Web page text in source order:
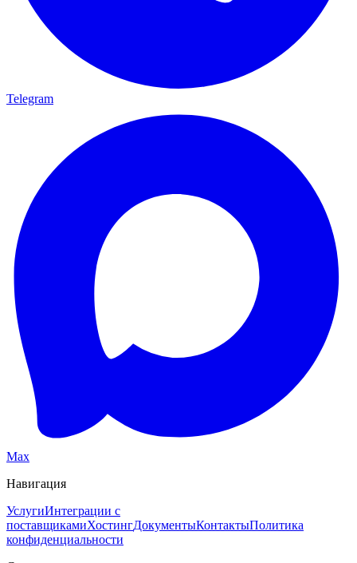
Telegram
Max
Навигация
УслугиИнтеграции с
поставщикамиХостингДокументыКонтактыПолитика
конфиденциальности